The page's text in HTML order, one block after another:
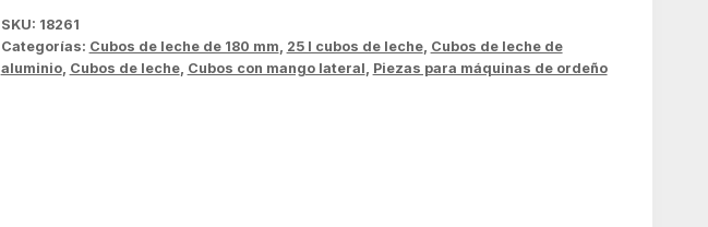
SKU: 18261
Categorías: Cubos de leche de 180 mm, 25 l cubos de leche, Cubos de leche de
aluminio, Cubos de leche, Cubos con mango lateral, Piezas para máquinas de ordeño